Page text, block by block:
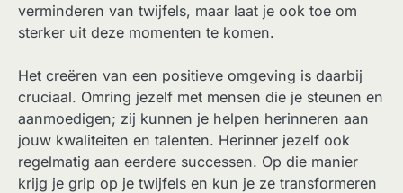
verminderen van twijfels, maar laat je ook toe om
sterker uit deze momenten te komen.
Het creëren van een positieve omgeving is daarbij
cruciaal. Omring jezelf met mensen die je steunen en
aanmoedigen; zij kunnen je helpen herinneren aan
jouw kwaliteiten en talenten. Herinner jezelf ook
regelmatig aan eerdere successen. Op die manier
krijg je grip op je twijfels en kun je ze transformeren